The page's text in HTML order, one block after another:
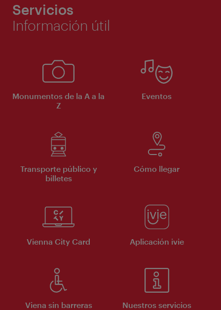
Servicios
Información útil
Monumentos de la A a la
Z
Eventos
Transporte público y
billetes
Cómo llegar
Vienna City Card Aplicación ivie
Viena sin barreras Nuestros servicios